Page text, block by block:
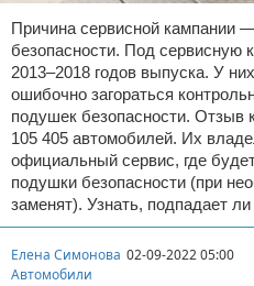
Причина сервисной кампании
безопасности. Под сервисную
2013–2018 годов выпуска. У
ошибочно загораться
подушек безопасности. Отзыв
105 405 автомобилей. Их
официальный сервис, где
подушки безопасности (при
заменят). Узнать, подпадает ли
Елена Симонова 02-09-2022 05:00
Автомобили